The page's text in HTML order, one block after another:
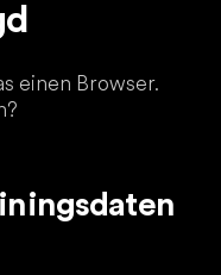
einen Browser.